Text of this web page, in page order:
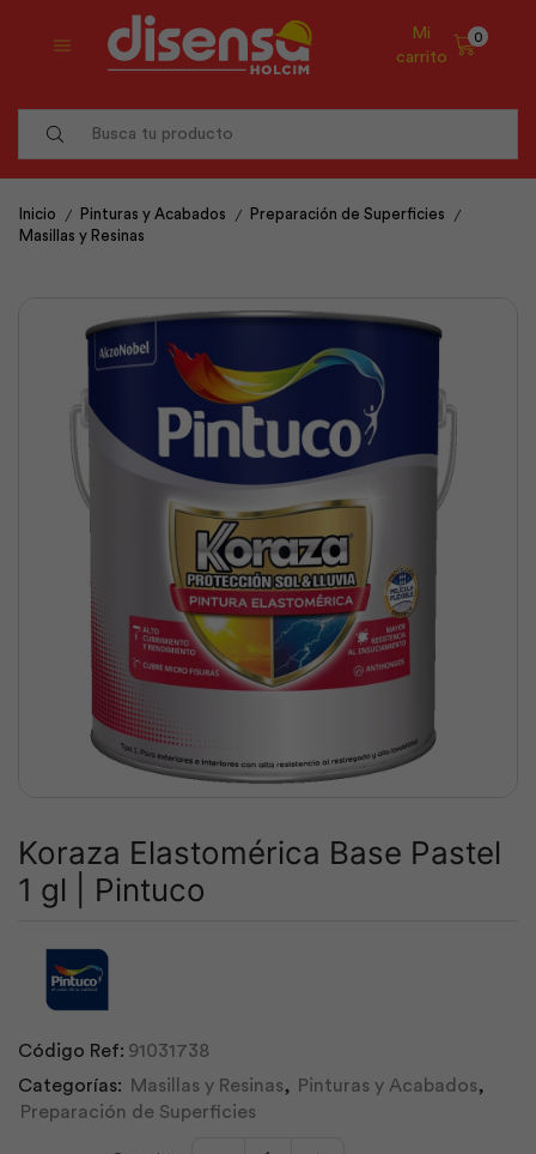
Mi
carrito
0
Inicio / Pinturas y Acabados / Preparación de Superficies /
Masillas y Resinas
Koraza Elastomérica Base Pastel
1 gl | Pintuco
Código Ref: 91031738
Categorías:
Masillas y Resinas, Pinturas y Acabados,
Preparación de Superficies